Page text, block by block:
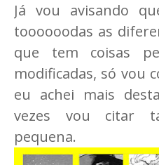
Já vou avisando
toooooodas as
que tem coisas
modificadas, só vou
eu achei mais
vezes vou citar
pequena.